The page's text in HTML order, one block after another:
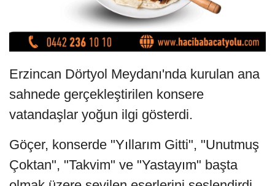
Erzincan Dörtyol Meydanı'nda kurulan ana
sahnede gerçekleştirilen konsere
vatandaşlar yoğun ilgi gösterdi.
Göçer, konserde "Yıllarım Gitti", "Unutmuş
Çoktan", "Takvim" ve "Yastayım" başta